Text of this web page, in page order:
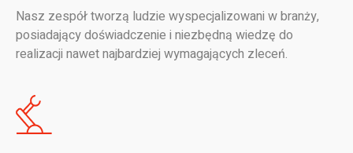
Nasz zespół tworzą ludzie wyspecjalizowani w branży,
posiadający doświadczenie i niezbędną wiedzę do
realizacji nawet najbardziej wymagających zleceń.